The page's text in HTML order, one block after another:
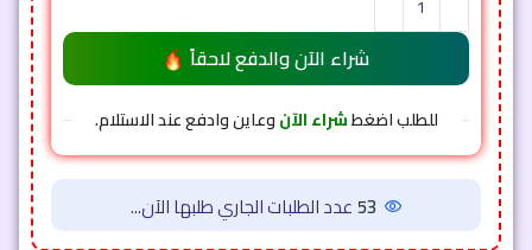
شراء الآن والدفع لاحقاً
للطلب اضغطشراء الآنوعاين وادفع عند الاستلام.
53عدد الطلبات الجاري طلبها الآن...